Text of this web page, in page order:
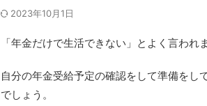
2023年10月1日
「年金だけで生活できない」とよく言われ
自分の年金受給予定の確認をして準備をし
でしょう。